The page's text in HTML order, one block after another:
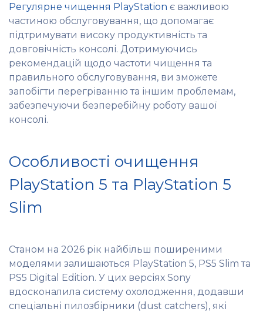
Регулярне чищення PlayStation є важливою
частиною обслуговування, що допомагає
підтримувати високу продуктивність та
довговічність консолі. Дотримуючись
рекомендацій щодо частоти чищення та
правильного обслуговування, ви зможете
запобігти перегріванню та іншим проблемам,
забезпечуючи безперебійну роботу вашої
консолі.
Особливості очищення
PlayStation 5 та PlayStation 5
Slim
Станом на 2026 рік найбільш поширеними
моделями залишаються PlayStation 5, PS5 Slim та
PS5 Digital Edition. У цих версіях Sony
вдосконалила систему охолодження, додавши
спеціальні пилозбірники (dust catchers), які